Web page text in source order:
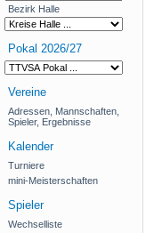
Bezirk Halle
Pokal 2026/27
Vereine
Adressen, Mannschaften,
Spieler, Ergebnisse
Kalender
Turniere
mini-Meisterschaften
Spieler
Wechselliste